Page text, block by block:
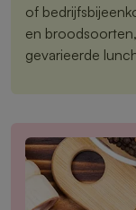
of
en
gevarieerde